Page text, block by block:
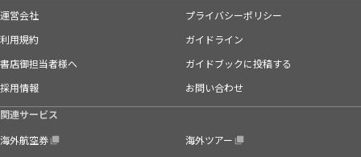
運営会社
プライバシーポリシー
利用規約
ガイドライン
書店御担当者様へ
ガイドブックに投稿する
採用情報
お問い合わせ
関連サービス
海外航空券
海外ツアー